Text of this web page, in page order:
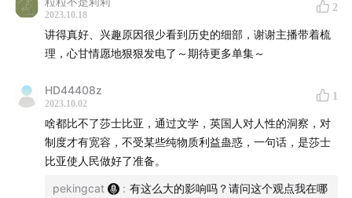
或使用RSS订阅源地址：
感谢大家对翻转电台的支持。大家要记得敢于去相信。并
2023.10.18
2
讲得真好、兴趣原因很少看到历史的细部，谢谢主播带着梳
理，心甘情愿地狠狠发电了～期待更多单集～
HD44408z
2023.10.02
1
啥都比不了莎士比亚，通过文学，英国人对人性的洞察，对
制度才有宽容，不受某些纯物质利益蛊惑，一句话，是莎士
比亚使人民做好了准备。
pekingcat : 有这么大的影响吗？请问这个观点我在哪